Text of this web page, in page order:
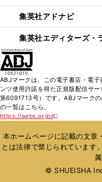
集英社アドナビ
集英社エディターズ・
ABJマークは、この電子書店・電
ンツ使用許諾を得た正規版配信サ
第6091713号）です。ABJマーク
の一覧はこちら。
https://aebs.or.jp/
新
い
ウ
ィ
ウ
本ホームページに記載の文章
とは法律で禁じられています
© SHUEISHA